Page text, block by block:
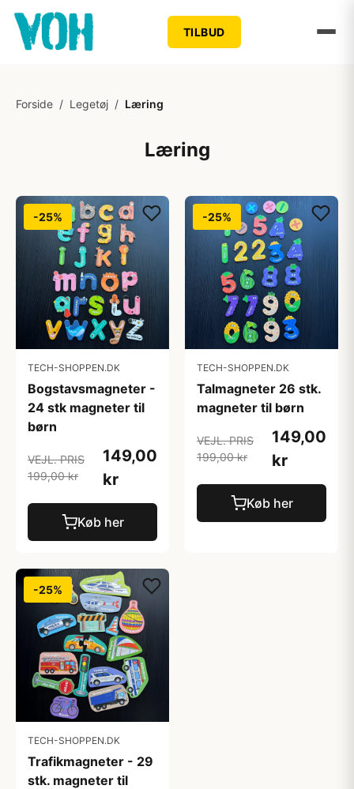
TILBUD
Forside / Legetøj / Læring
Læring
-25%
TECH-SHOPPEN.DK
Bogstavsmagneter -
24 stk magneter til
børn
VEJL. PRIS
199,00 kr
149,00
kr
Køb her
-25%
TECH-SHOPPEN.DK
Talmagneter 26 stk.
magneter til børn
VEJL. PRIS
199,00 kr
149,00
kr
Køb her
-25%
TECH-SHOPPEN.DK
Trafikmagneter - 29
stk. magneter til